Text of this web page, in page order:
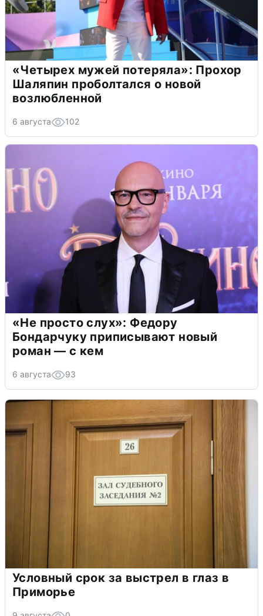
«Четырех мужей потеряла»: Прохор
Шаляпин проболтался о новой
возлюбленной
6 августа 102
«Не просто слух»: Федору
Бондарчуку приписывают новый
роман — с кем
6 августа 93
Условный срок за выстрел в глаз в
Приморье